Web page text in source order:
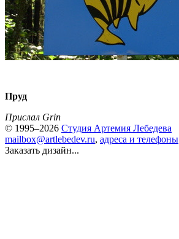
Пруд
Прислал Grin
© 1995–2026 Студия Артемия Лебедева
mailbox@artlebedev.ru, адреса и телефоны
Заказать дизайн...